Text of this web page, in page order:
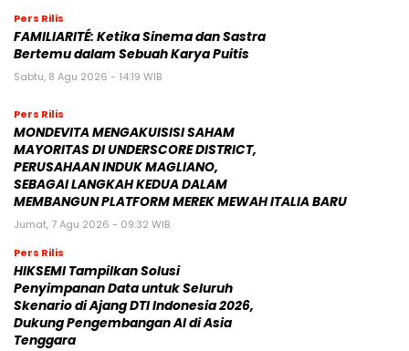
Pers Rilis
FAMILIARITÉ: Ketika Sinema dan Sastra
Bertemu dalam Sebuah Karya Puitis
Sabtu, 8 Agu 2026 - 14:19 WIB
Pers Rilis
MONDEVITA MENGAKUISISI SAHAM
MAYORITAS DI UNDERSCORE DISTRICT,
PERUSAHAAN INDUK MAGLIANO,
SEBAGAI LANGKAH KEDUA DALAM
MEMBANGUN PLATFORM MEREK MEWAH ITALIA BARU
Jumat, 7 Agu 2026 - 09:32 WIB
Pers Rilis
HIKSEMI Tampilkan Solusi
Penyimpanan Data untuk Seluruh
Skenario di Ajang DTI Indonesia 2026,
Dukung Pengembangan AI di Asia
Tenggara